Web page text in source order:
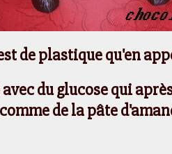
de plastique qu'en
du glucose qui
comme de la pâte